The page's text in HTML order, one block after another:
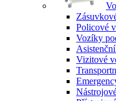
Policové
Vozíky
Vizitové